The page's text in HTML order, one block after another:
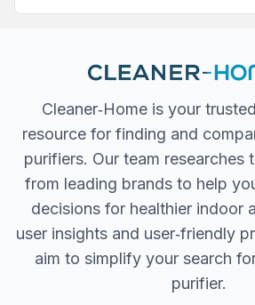
Cleaner‐Home is your
resource for finding and
purifiers. Our team researches
from leading brands to help
decisions for healthier indoor
user insights and user‐friendly
aim to simplify your search
purifier.